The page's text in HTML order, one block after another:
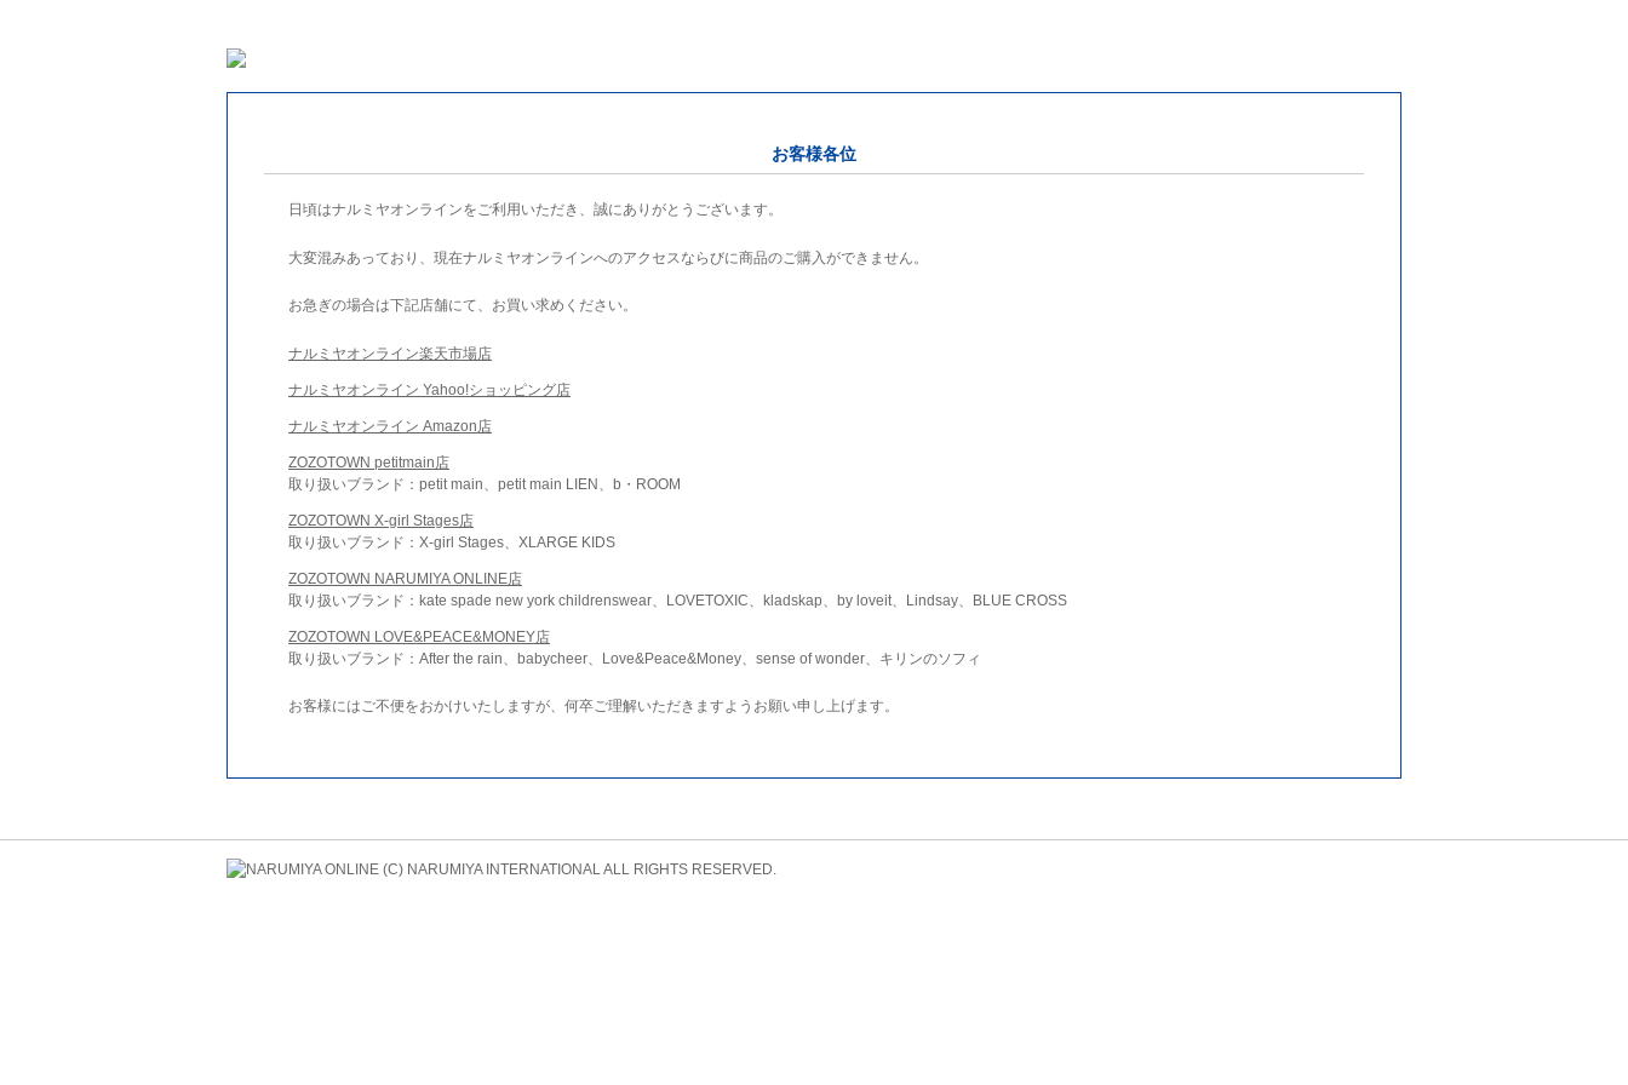
お客様各位
日頃はナルミヤオンラインをご利用いただき、誠にありがとうございます。
大変混みあっており、現在ナルミヤオンラインへのアクセスならびに商品のご購入ができません。
お急ぎの場合は下記店舗にて、お買い求めください。
ナルミヤオンライン楽天市場店
ナルミヤオンライン Yahoo!ショッピング店
ナルミヤオンライン Amazon店
ZOZOTOWN petitmain店
取り扱いブランド：petit main、petit main LIEN、b・ROOM
ZOZOTOWN X-girl Stages店
取り扱いブランド：X-girl Stages、XLARGE KIDS
ZOZOTOWN NARUMIYA ONLINE店
取り扱いブランド：kate spade new york childrenswear、LOVETOXIC、kladskap、by loveit、Lindsay、BLUE CROSS
ZOZOTOWN LOVE&PEACE&MONEY店
取り扱いブランド：After the rain、babycheer、Love&Peace&Money、sense of wonder、キリンのソフィ
お客様にはご不便をおかけいたしますが、何卒ご理解いただきますようお願い申し上げます。